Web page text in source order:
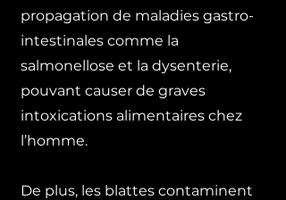
propagation de maladies gastro-
intestinales comme la
salmonellose et la dysenterie,
pouvant causer de graves
intoxications alimentaires chez
l’homme.
De plus, les blattes contaminent